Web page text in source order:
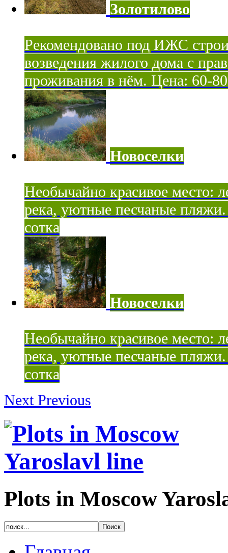
Золотилово
Рекомендовано под ИЖС
возведения жилого дома с
проживания в нём. Цена: 60-80
Новоселки
Необычайно красивое место:
река, уютные песчаные
сотка
Новоселки
Необычайно красивое место:
река, уютные песчаные
сотка
Next Previous
Plots in Moscow